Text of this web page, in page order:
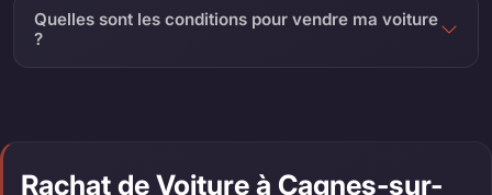
Quelles sont les conditions pour vendre ma voiture
?
Rachat de Voiture à Cagnes-sur-